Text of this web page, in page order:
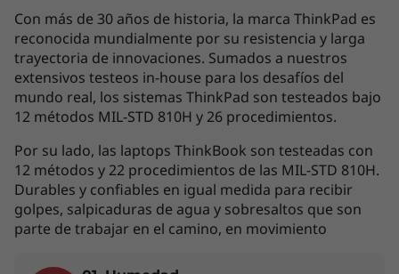
e
Los accesorios exhibidos no están incluidos
por lo que la siguiente descripción no debe ser
interpretada como un compromiso
contractual. Te invitamos a revisar las
características específicas para cada producto
antes de realizar la compra online en la sección
'Ver Modelos' de esta misma página, o con un
asesor de ventas si es en una tienda física.
Con más de 30 años de historia, la marca ThinkPad es
reconocida mundialmente por su resistencia y larga
trayectoria de innovaciones. Sumados a nuestros
extensivos testeos in-house para los desafíos del
mundo real, los sistemas ThinkPad son testeados bajo
12 métodos MIL-STD 810H y 26 procedimientos.
Por su lado, las laptops ThinkBook son testeadas con
12 métodos y 22 procedimientos de las MIL-STD 810H.
Durables y confiables en igual medida para recibir
golpes, salpicaduras de agua y sobresaltos que son
parte de trabajar en el camino, en movimiento